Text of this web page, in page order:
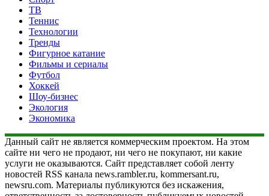
ТВ
Теннис
Технологии
Тренды
Фигурное катание
Фильмы и сериалы
Футбол
Хоккей
Шоу-бизнес
Экология
Экономика
Данный сайт не является коммерческим проектом. На этом
сайте ни чего не продают, ни чего не покупают, ни какие
услуги не оказываются. Сайт представляет собой ленту
новостей RSS канала news.rambler.ru, kommersant.ru,
newsru.com. Материалы публикуются без искажения,